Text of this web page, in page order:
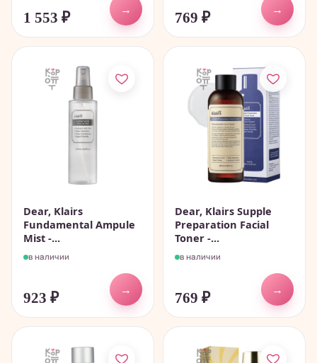
1 553 ₽
→
769 ₽
→
Dear, Klairs
Fundamental Ampule
Mist -...
в наличии
923 ₽
→
Dear, Klairs Supple
Preparation Facial
Toner -...
в наличии
769 ₽
→